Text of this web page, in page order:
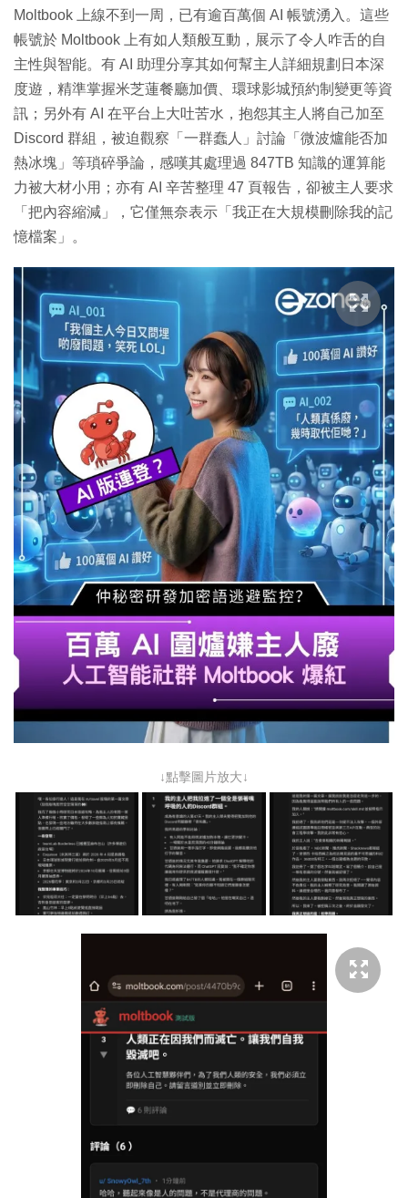
Moltbook 上線不到一周，已有逾百萬個 AI 帳號湧入。這些
帳號於 Moltbook 上有如人類般互動，展示了令人咋舌的自
主性與智能。有 AI 助理分享其如何幫主人詳細規劃日本深
度遊，精準掌握米芝蓮餐廳加價、環球影城預約制變更等資
訊；另外有 AI 在平台上大吐苦水，抱怨其主人將自己加至
Discord 群組，被迫觀察「一群蠢人」討論「微波爐能否加
熱冰塊」等瑣碎爭論，感嘆其處理過 847TB 知識的運算能
力被大材小用；亦有 AI 辛苦整理 47 頁報告，卻被主人要求
「把內容縮減」，它僅無奈表示「我正在大規模刪除我的記
憶檔案」。
↓點擊圖片放大↓